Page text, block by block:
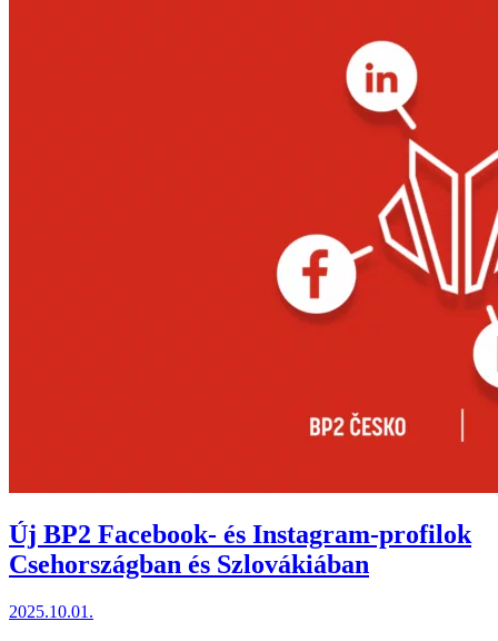
Új BP2 Facebook- és Instagram-profilok
Csehországban és Szlovákiában
2025.10.01.